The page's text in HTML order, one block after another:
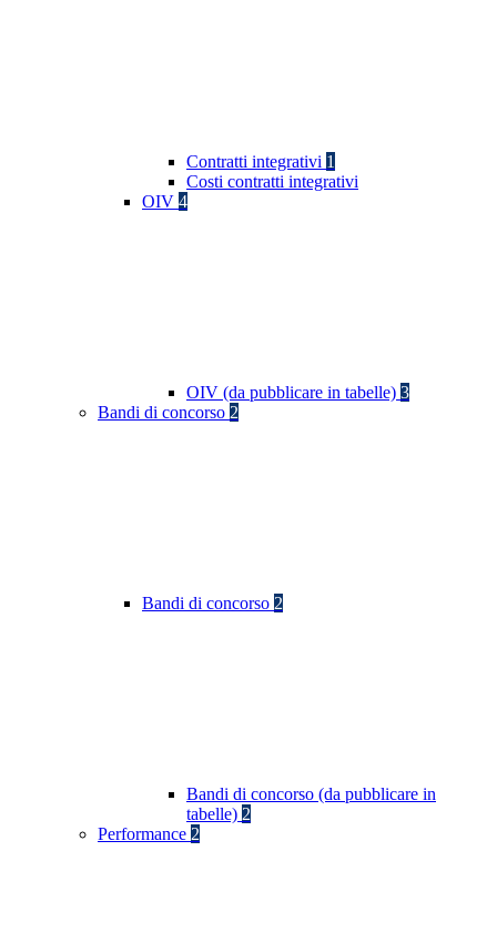
Contratti integrativi 1
Costi contratti integrativi
OIV 4
OIV (da pubblicare in tabelle) 3
Bandi di concorso 2
Bandi di concorso 2
Bandi di concorso (da pubblicare in
tabelle) 2
Performance 2